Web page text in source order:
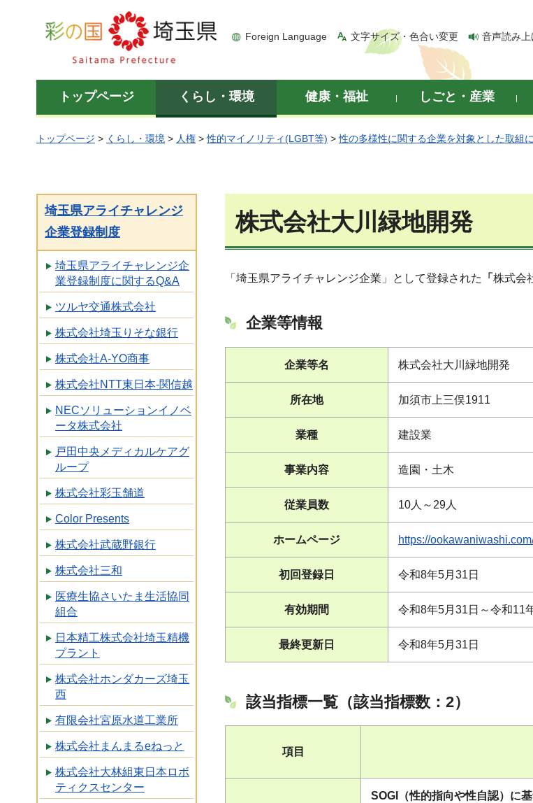
彩の国 埼玉県
Foreign Language 文字サイズ・色合い変更 音声読み上
トップページ くらし・環境 健康・福祉 しごと・産業
トップページ > くらし・環境 > 人権 >性的マイノリティ(LGBT等) >性の多様性に関する企業を対象とした取組
埼玉県アライチャレンジ
企業登録制度
埼玉県アライチャレンジ企
業登録制度に関するQ&A
ツルヤ交通株式会社
株式会社埼玉りそな銀行
株式会社A-YO商事
株式会社NTT東日本-関信越
NECソリューションイノベ
ータ株式会社
戸田中央メディカルケアグ
ループ
株式会社彩玉舗道
Color Presents
株式会社武蔵野銀行
株式会社三和
医療生協さいたま生活協同
組合
日本精工株式会社埼玉精機
プラント
株式会社ホンダカーズ埼玉
西
有限会社宮原水道工業所
株式会社まんまるeねっと
株式会社大林組東日本ロボ
ティクスセンター
株式会社大川緑地開発
「埼玉県アライチャレンジ企業」として登録された 「 株式会
企業等情報
企業等名 株式会社大川緑地開発
所在地 加須市上三俣1911
業種 建設業
事業内容 造園・土木
従業員数 10人～29人
ホームページ https://
初回登録日 令和8年5月31日
有効期間 令和8年5月31日～令和11
最終更新日 令和8年5月31日
該当指標一覧（該当指標数：2）
項目
SOGI（性的指向や性自認）に